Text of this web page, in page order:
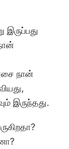
நான்
இருந்தது.